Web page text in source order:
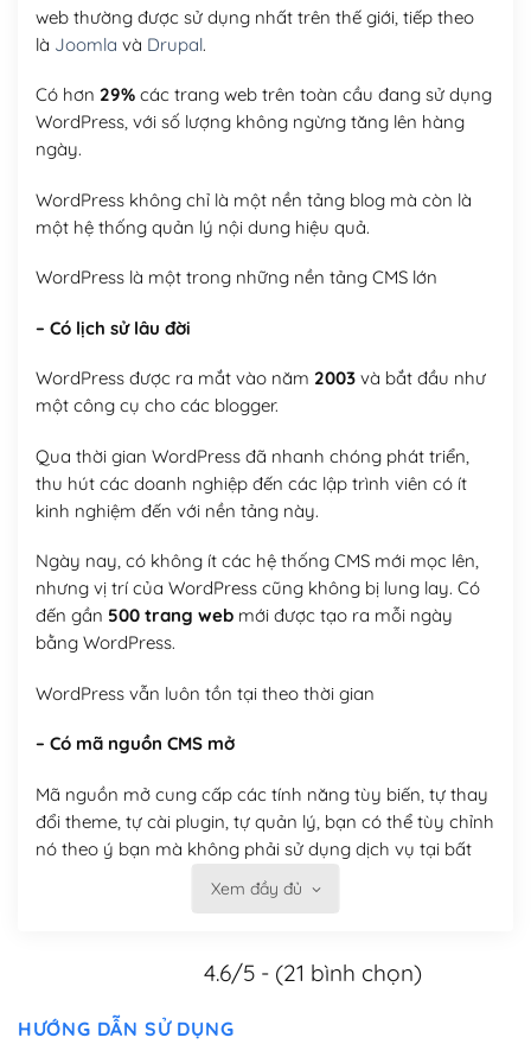
web thường được sử dụng nhất trên thế giới, tiếp theo
là Joomla và Drupal.
Có hơn 29%các trang web trên toàn cầu đang sử dụng
WordPress, với số lượng không ngừng tăng lên hàng
ngày.
WordPress không chỉ là một nền tảng blog mà còn là
một hệ thống quản lý nội dung hiệu quả.
WordPress là một trong những nền tảng CMS lớn
– Có lịch sử lâu đời
WordPress được ra mắt vào năm 2003và bắt đầu như
một công cụ cho các blogger.
Qua thời gian WordPress đã nhanh chóng phát triển,
thu hút các doanh nghiệp đến các lập trình viên có ít
kinh nghiệm đến với nền tảng này.
Ngày nay, có không ít các hệ thống CMS mới mọc lên,
nhưng vị trí của WordPress cũng không bị lung lay. Có
đến gần 500 trang webmới được tạo ra mỗi ngày
bằng WordPress.
WordPress vẫn luôn tồn tại theo thời gian
– Có mã nguồn CMS mở
Mã nguồn mở cung cấp các tính năng tùy biến, tự thay
đổi theme, tự cài plugin, tự quản lý, bạn có thể tùy chỉnh
nó theo ý bạn mà không phải sử dụng dịch vụ tại bất
Xem đầy đủ
4.6/5 - (21 bình chọn)
HƯỚNG DẪN SỬ DỤNG